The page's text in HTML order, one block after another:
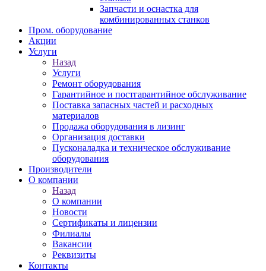
Запчасти и оснастка для
комбинированных станков
Пром. оборудование
Акции
Услуги
Назад
Услуги
Ремонт оборудования
Гарантийное и постгарантийное обслуживание
Поставка запасных частей и расходных
материалов
Продажа оборудования в лизинг
Организация доставки
Пусконаладка и техническое обслуживание
оборудования
Производители
О компании
Назад
О компании
Новости
Сертификаты и лицензии
Филиалы
Вакансии
Реквизиты
Контакты